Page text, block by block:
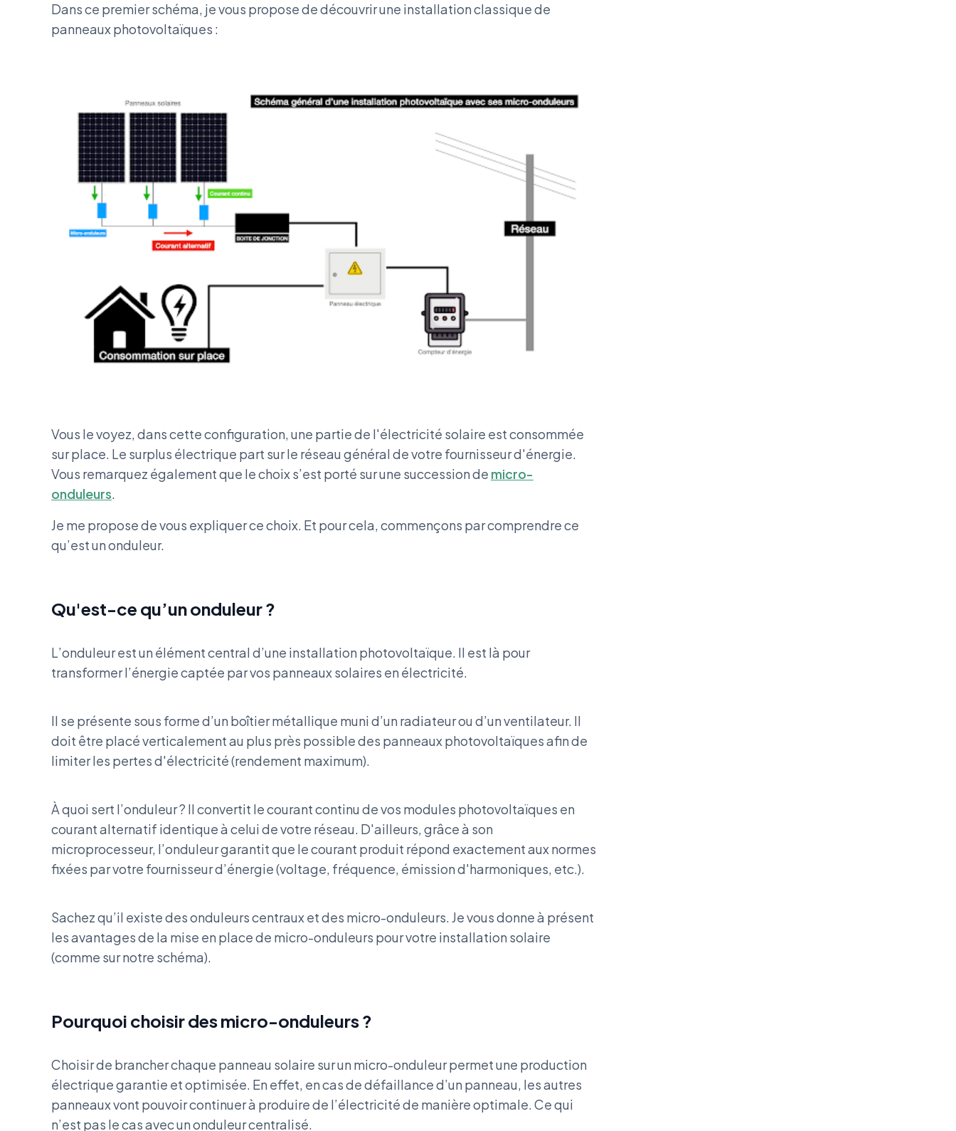
Dans ce premier schéma, je vous propose de découvrir une installation classique de
panneaux photovoltaïques :
Vous le voyez, dans cette configuration, une partie de l'électricité solaire est consommée
sur place. Le surplus électrique part sur le réseau général de votre fournisseur d'énergie.
Vous remarquez également que le choix s’est porté sur une succession de micro-
onduleurs.
Je me propose de vous expliquer ce choix. Et pour cela, commençons par comprendre ce
qu’est un onduleur.
Qu'est-ce qu’un onduleur ?
L’onduleur est un élément central d’une installation photovoltaïque. Il est là pour
transformer l’énergie captée par vos panneaux solaires en électricité.
Il se présente sous forme d’un boîtier métallique muni d’un radiateur ou d’un ventilateur. Il
doit être placé verticalement au plus près possible des panneaux photovoltaïques afin de
limiter les pertes d'électricité (rendement maximum).
À quoi sert l’onduleur ? Il convertit le courant continu de vos modules photovoltaïques en
courant alternatif identique à celui de votre réseau. D'ailleurs, grâce à son
microprocesseur, l’onduleur garantit que le courant produit répond exactement aux normes
fixées par votre fournisseur d’énergie (voltage, fréquence, émission d'harmoniques, etc.).
Sachez qu’il existe des onduleurs centraux et des micro-onduleurs. Je vous donne à présent
les avantages de la mise en place de micro-onduleurs pour votre installation solaire
(comme sur notre schéma).
Pourquoi choisir des micro-onduleurs ?
Choisir de brancher chaque panneau solaire sur un micro-onduleur permet une production
électrique garantie et optimisée. En effet, en cas de défaillance d’un panneau, les autres
panneaux vont pouvoir continuer à produire de l’électricité de manière optimale. Ce qui
n’est pas le cas avec un onduleur centralisé.